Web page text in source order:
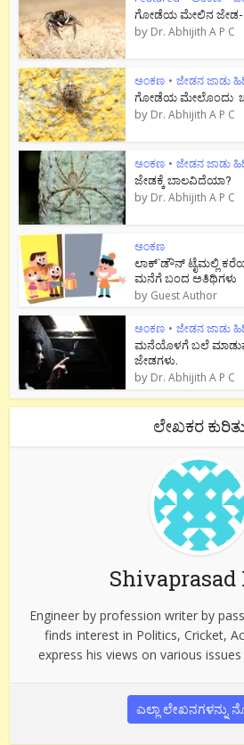
ಗೋಡೆಯ ಮೇಲಿನ ಜೇಡ-
by Dr. Abhijith A P C
ಅಂಕಣ • ಜೇಡನ ಜಾಡು
ಗೋಡೆಯ ಮೇಲೊಂದು
by Dr. Abhijith A P C
ಅಂಕಣ • ಜೇಡನ ಜಾಡು
ಜೇಡಕ್ಕೆ ಬಾಲವಿದೆಯಾ?
by Dr. Abhijith A P C
ಅಂಕಣ
ಲಾಕ್`ಡೌನ್ ಟೈಮಲ್ಲಿ
ಮನೆಗೆ ಬಂದ ಅತಿಥಿಗಳು
by Guest Author
ಅಂಕಣ • ಜೇಡನ ಜಾಡು
ಮನೆಯೊಳಗೆ ಬಲೆ
ಜೇಡಗಳು.
by Dr. Abhijith A P C
ಲೇಖಕರ ಕುರಿತು
Shivaprasad
Engineer by profession writer by
finds interest in Politics, Cricket,
express his views on various
ಎಲ್ಲಾ ಲೇಖನಗಳನ್ನು